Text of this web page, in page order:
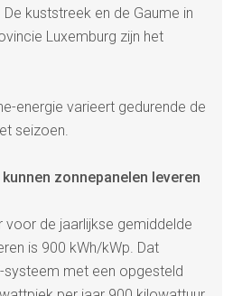
kuststreek en de Gaume in
Luxemburg zijn het
energie varieert gedurende de
seizoen.
zonnepanelen leveren
voor de jaarlijkse gemiddelde
is 900 kWh/kWp. Dat
systeem met een opgesteld